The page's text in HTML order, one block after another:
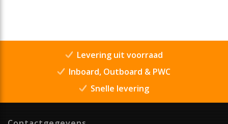
Levering uit voorraad
Inboard, Outboard & PWC
Snelle levering